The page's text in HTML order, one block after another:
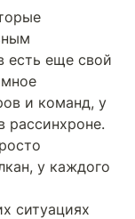
есть еще свой
и команд, у
рассинхроне.
у каждого
ситуациях